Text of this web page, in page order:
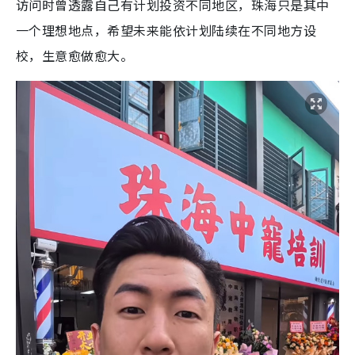
访问时曾透露自己有计划投资不同地区，珠海只是其中
一个理想地点，希望未来能依计划陆续在不同地方设
校，生意愈做愈大。